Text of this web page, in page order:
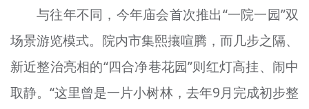
与往年不同，今年庙会首次推出“一院一园”双
场景游览模式。院内市集熙攘喧腾，而几步之隔、
新近整治亮相的“四合净巷花园”则红灯高挂、闹中
取静。“这里曾是一片小树林，去年9月完成初步整